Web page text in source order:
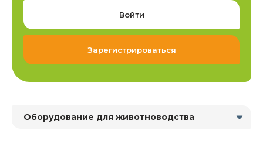
Войти
Зарегистрироваться
Оборудование для животноводства